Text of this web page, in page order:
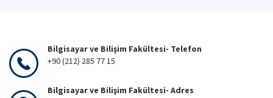
Bilgisayar ve Bilişim Fakültesi- Telefon
+90 (212) 285 77 15
Bilgisayar ve Bilişim Fakültesi- Adres